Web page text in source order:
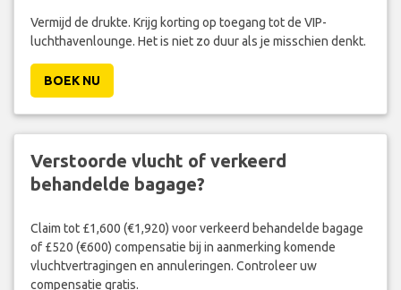
Vermijd de drukte. Krijg korting op toegang tot de VIP-
luchthavenlounge. Het is niet zo duur als je misschien denkt.
BOEK NU
Verstoorde vlucht of verkeerd
behandelde bagage?
Claim tot £1,600 (€1,920) voor verkeerd behandelde bagage
of £520 (€600) compensatie bij in aanmerking komende
vluchtvertragingen en annuleringen. Controleer uw
compensatie gratis.